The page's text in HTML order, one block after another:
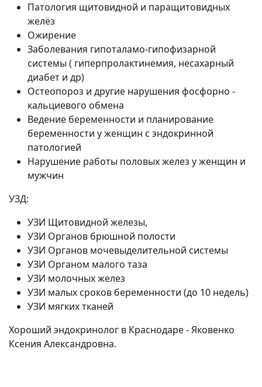
Патология щитовидной и паращитовидных
желёз
Ожирение
Заболевания гипоталамо-гипофизарной
системы ( гиперпролактинемия, несахарный
диабет и др)
Остеопороз и другие нарушения фосфорно -
кальциевого обмена
Ведение беременности и планирование
беременности у женщин с эндокринной
патологией
Нарушение работы половых желез у женщин и
мужчин
УЗД:
УЗИ Щитовидной железы,
УЗИ Органов брюшной полости
УЗИ Органов мочевыделительной системы
УЗИ Органом малого таза
УЗИ молочных желез
УЗИ малых сроков беременности (до 10 недель)
УЗИ мягких тканей
Хороший эндокринолог в Краснодаре - Яковенко
Ксения Александровна.